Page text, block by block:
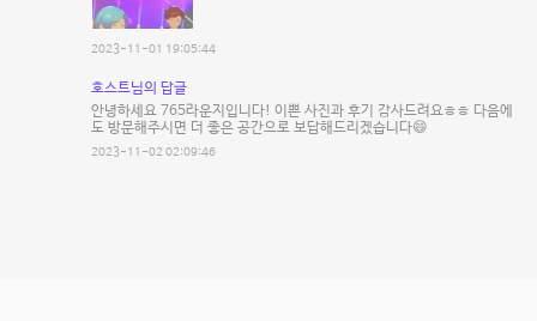
2023-11-01 19:05:44
호스트님의 답글
안녕하세요 765라운지입니다! 이쁜 사진과 후기 감사드려요ㅎㅎ 다음에
도 방문해주시면 더 좋은 공간으로 보답해드리겠습니다😄
2023-11-02 02:09:46